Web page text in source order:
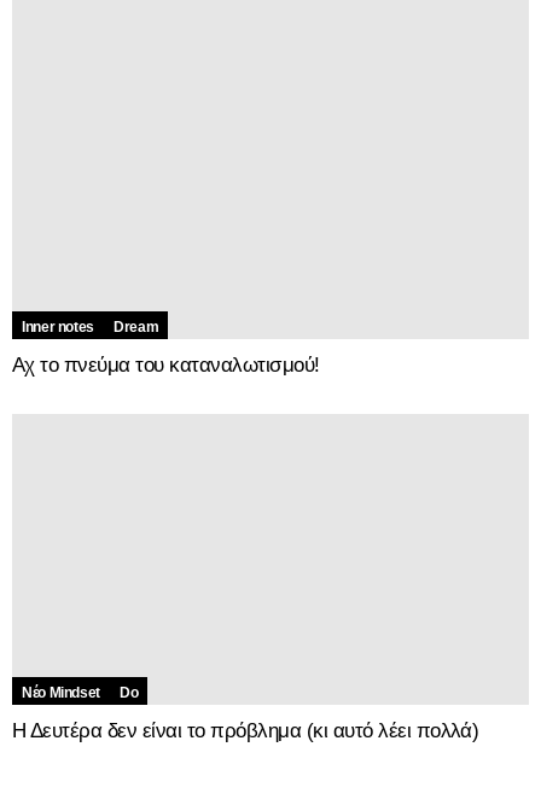
Inner notes Dream
Αχ το πνεύμα του καταναλωτισμού!
Νέο Mindset Do
Η Δευτέρα δεν είναι το πρόβλημα (κι αυτό λέει πολλά)